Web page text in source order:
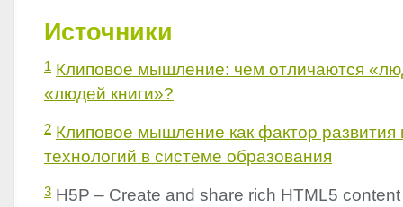
Источники
1 Клиповое мышление: чем отличаются
«людей книги»?
2 Клиповое мышление как фактор
технологий в системе образования
3 H5P – Create and share rich HTML5